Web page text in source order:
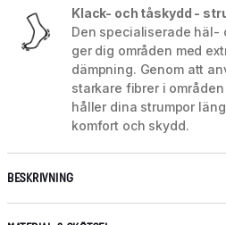
Klack- och tåskydd -
Den specialiserade häl-
ger dig områden med
dämpning. Genom att
starkare fibrer i
håller dina strumpor
komfort och skydd.
BESKRIVNING